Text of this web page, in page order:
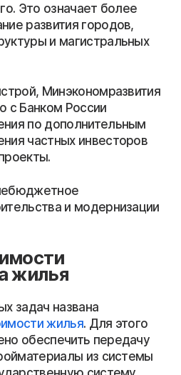
Это означает более
развития городов,
и магистральных
Минэкономразвития
с Банком России
по дополнительным
частных инвесторов
и модернизации
жилья
задач названа
жилья. Для этого
обеспечить передачу
из системы